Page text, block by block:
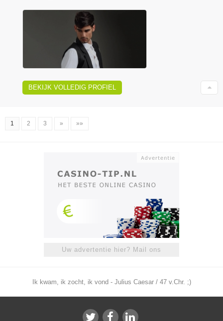
BEKIJK VOLLEDIG PROFIEL
1 2 3 » »»
Uw advertentie hier? Mail ons
Ik kwam, ik zocht, ik vond - Julius Caesar / 47 v.Chr. ;)